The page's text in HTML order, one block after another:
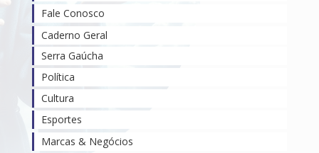
Fale Conosco
Caderno Geral
Serra Gaúcha
Política
Cultura
Esportes
Marcas & Negócios